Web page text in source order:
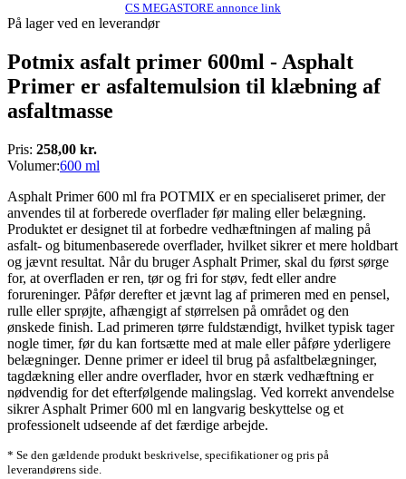
CS MEGASTORE annonce link
På lager ved en leverandør
Potmix asfalt primer 600ml - Asphalt
Primer er asfaltemulsion til klæbning af
asfaltmasse
Pris: 258,00 kr.
Volumer:600 ml
Asphalt Primer 600 ml fra POTMIX er en specialiseret primer, der
anvendes til at forberede overflader før maling eller belægning.
Produktet er designet til at forbedre vedhæftningen af maling på
asfalt- og bitumenbaserede overflader, hvilket sikrer et mere holdbart
og jævnt resultat. Når du bruger Asphalt Primer, skal du først sørge
for, at overfladen er ren, tør og fri for støv, fedt eller andre
forureninger. Påfør derefter et jævnt lag af primeren med en pensel,
rulle eller sprøjte, afhængigt af størrelsen på området og den
ønskede finish. Lad primeren tørre fuldstændigt, hvilket typisk tager
nogle timer, før du kan fortsætte med at male eller påføre yderligere
belægninger. Denne primer er ideel til brug på asfaltbelægninger,
tagdækning eller andre overflader, hvor en stærk vedhæftning er
nødvendig for det efterfølgende malingslag. Ved korrekt anvendelse
sikrer Asphalt Primer 600 ml en langvarig beskyttelse og et
professionelt udseende af det færdige arbejde.
* Se den gældende produkt beskrivelse, specifikationer og pris på
leverandørens side.